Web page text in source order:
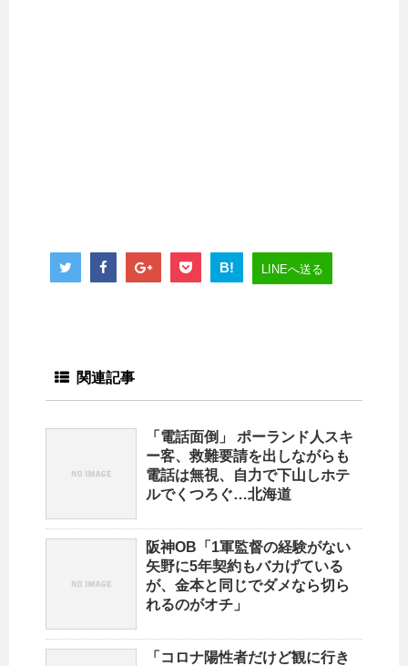
B! LINEへ送る
関連記事
「電話面倒」 ポーランド人スキ
ー客、救難要請を出しながらも
電話は無視、自力で下山しホテ
ルでくつろぐ…北海道
阪神OB「1軍監督の経験がない
矢野に5年契約もバカげている
が、金本と同じでダメなら切ら
れるのがオチ」
「コロナ陽性者だけど観に行き